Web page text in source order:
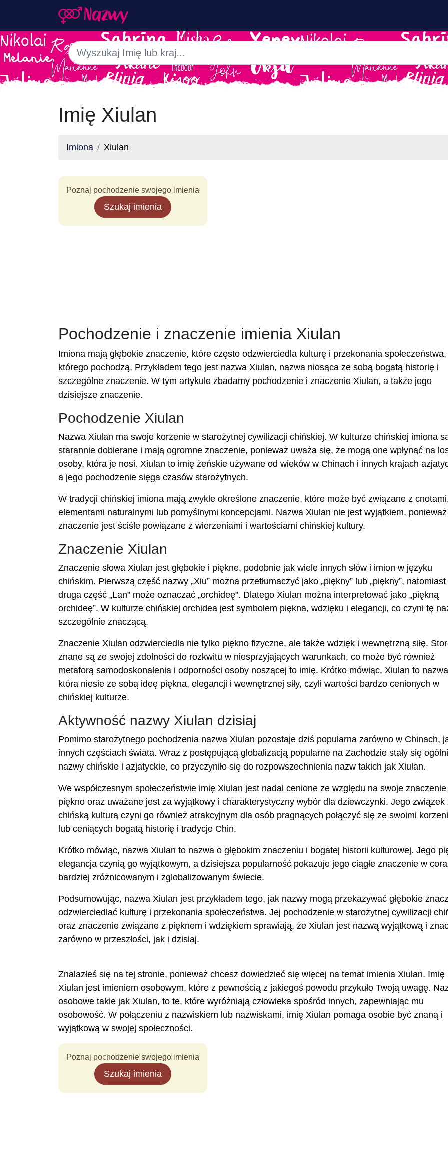
Imię Xiulan
Imiona Xiulan
Poznaj pochodzenie swojego imienia
Szukaj imienia
Pochodzenie i znaczenie imienia Xiulan
Imiona mają głębokie znaczenie, które często odzwierciedla kulturę i przekonania
którego pochodzą. Przykładem tego jest nazwa Xiulan, nazwa niosąca ze sobą bogatą historię i
szczególne znaczenie. W tym artykule zbadamy pochodzenie i znaczenie Xiulan, a także jego
dzisiejsze znaczenie.
Pochodzenie Xiulan
Nazwa Xiulan ma swoje korzenie w starożytnej cywilizacji chińskiej. W kulturze chińskiej imiona
starannie dobierane i mają ogromne znaczenie, ponieważ uważa się, że mogą one wpłynąć na
osoby, która je nosi. Xiulan to imię żeńskie używane od wieków w Chinach i innych krajach
a jego pochodzenie sięga czasów starożytnych.
W tradycji chińskiej imiona mają zwykle określone znaczenie, które może być związane z
elementami naturalnymi lub pomyślnymi koncepcjami. Nazwa Xiulan nie jest wyjątkiem,
znaczenie jest ściśle powiązane z wierzeniami i wartościami chińskiej kultury.
Znaczenie Xiulan
Znaczenie słowa Xiulan jest głębokie i piękne, podobnie jak wiele innych słów i imion w języku
chińskim. Pierwszą część nazwy „Xiu” można przetłumaczyć jako „piękny” lub „piękny”, natomiast
druga część „Lan” może oznaczać „orchideę”. Dlatego Xiulan można interpretować jako „piękną
orchideę”. W kulturze chińskiej orchidea jest symbolem piękna, wdzięku i elegancji, co czyni tę
szczególnie znaczącą.
Znaczenie Xiulan odzwierciedla nie tylko piękno fizyczne, ale także wdzięk i wewnętrzną siłę.
znane są ze swojej zdolności do rozkwitu w niesprzyjających warunkach, co może być również
metaforą samodoskonalenia i odporności osoby noszącej to imię. Krótko mówiąc, Xiulan to
która niesie ze sobą ideę piękna, elegancji i wewnętrznej siły, czyli wartości bardzo cenionych w
chińskiej kulturze.
Aktywność nazwy Xiulan dzisiaj
Pomimo starożytnego pochodzenia nazwa Xiulan pozostaje dziś popularna zarówno w Chinach,
innych częściach świata. Wraz z postępującą globalizacją popularne na Zachodzie stały się
nazwy chińskie i azjatyckie, co przyczyniło się do rozpowszechnienia nazw takich jak Xiulan.
We współczesnym społeczeństwie imię Xiulan jest nadal cenione ze względu na swoje znaczenie
piękno oraz uważane jest za wyjątkowy i charakterystyczny wybór dla dziewczynki. Jego związek
chińską kulturą czyni go również atrakcyjnym dla osób pragnących połączyć się ze swoimi
lub ceniących bogatą historię i tradycje Chin.
Krótko mówiąc, nazwa Xiulan to nazwa o głębokim znaczeniu i bogatej historii kulturowej. Jego
elegancja czynią go wyjątkowym, a dzisiejsza popularność pokazuje jego ciągłe znaczenie w
bardziej zróżnicowanym i zglobalizowanym świecie.
Podsumowując, nazwa Xiulan jest przykładem tego, jak nazwy mogą przekazywać głębokie
odzwierciedlać kulturę i przekonania społeczeństwa. Jej pochodzenie w starożytnej cywilizacji
oraz znaczenie związane z pięknem i wdziękiem sprawiają, że Xiulan jest nazwą wyjątkową i
zarówno w przeszłości, jak i dzisiaj.
Znalazłeś się na tej stronie, ponieważ chcesz dowiedzieć się więcej na temat imienia Xiulan. Imię
Xiulan jest imieniem osobowym, które z pewnością z jakiegoś powodu przykuło Twoją uwagę.
osobowe takie jak Xiulan, to te, które wyróżniają człowieka spośród innych, zapewniając mu
osobowość. W połączeniu z nazwiskiem lub nazwiskami, imię Xiulan pomaga osobie być znaną i
wyjątkową w swojej społeczności.
Poznaj pochodzenie swojego imienia
Szukaj imienia